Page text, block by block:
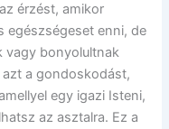
érzést, amikor
egészségeset enni, de
vagy bonyolultnak
a gondoskodást,
egy igazi Isteni,
az asztalra. Ez a